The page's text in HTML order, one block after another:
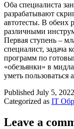
Оба специалиста
разрабатывают
автотесты. В обеих
различными
Первая ступень –
специалист, задача
программ по
«обезьянки» в
уметь пользоваться
Published July 5, 2022
Categorized as IT
Leave a